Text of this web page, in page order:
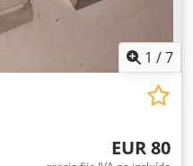
1 /7
EUR 80